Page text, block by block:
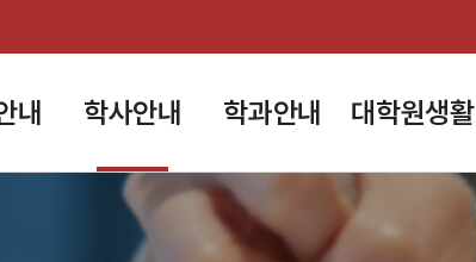
내 학사안내 학과안내 대학원생활